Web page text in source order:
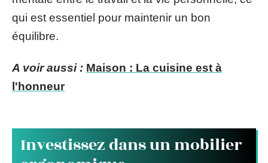
qui est essentiel pour maintenir un bon
équilibre.
A voir aussi : Maison : La cuisine est à
l'honneur
Investissez dans un mobilier